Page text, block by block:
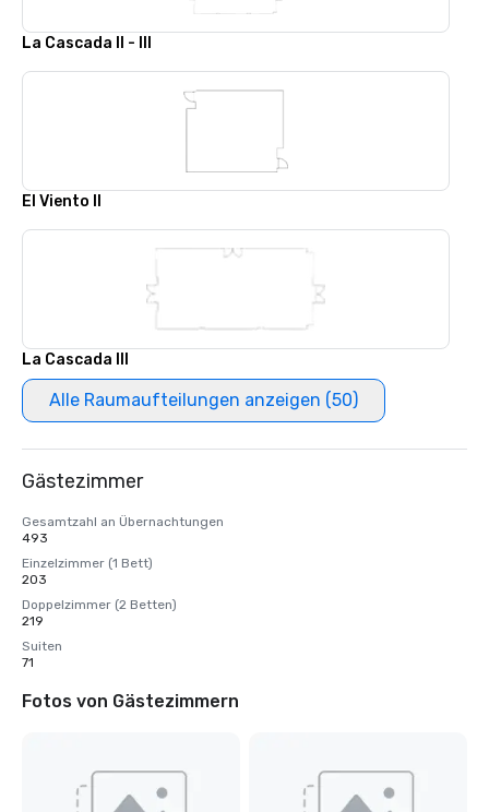
La Cascada II - III
El Viento II
La Cascada III
Alle Raumaufteilungen anzeigen (50)
Gästezimmer
Gesamtzahl an Übernachtungen
493
Einzelzimmer (1 Bett)
203
Doppelzimmer (2 Betten)
219
Suiten
71
Fotos von Gästezimmern